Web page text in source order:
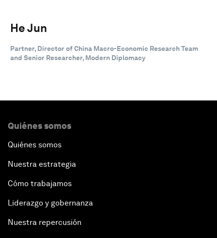
He Jun
Partner, Director of China Macro-Economic Research Team
and Senior Researcher, Modern Diplomacy
Quiénes somos
Quiénes somos
Nuestra estrategia
Cómo trabajamos
Liderazgo y gobernanza
Nuestra repercusión